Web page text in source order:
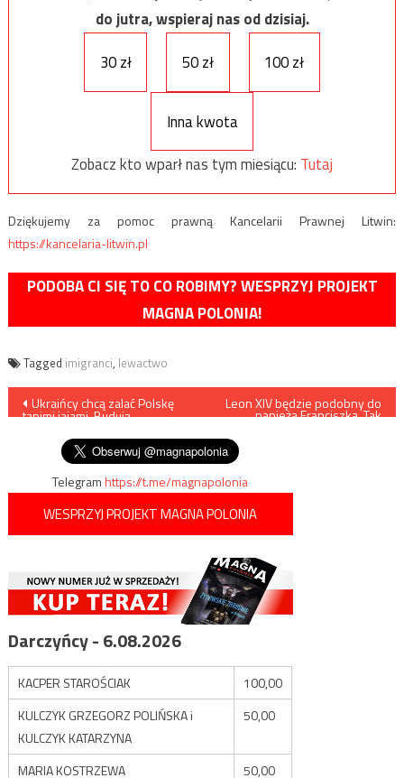
do jutra, wspieraj nas od dzisiaj.
30 zł
50 zł 100 zł
Inna kwota
Zobacz kto wparł nas tym miesiącu: Tutaj
Dziękujemy za pomoc prawną Kancelarii Prawnej Litwin:
https://kancelaria-litwin.pl
PODOBA CI SIĘ TO CO ROBIMY? WESPRZYJ PROJEKT
MAGNA POLONIA!
Tagged imigranci, lewactwo
Nawigacja
wpisu
Ukraińcy chcą zalać Polskę
tanimi jajami. Budują
Leon XIV będzie podobny do
papieża Franciszka. Tak
Telegramhttps://t.me/magnapolonia
WESPRZYJ PROJEKT MAGNA POLONIA
Darczyńcy - 6.08.2026
KACPER STAROŚCIAK
100,00
KULCZYK GRZEGORZ POLIŃSKA i
KULCZYK KATARZYNA
50,00
MARIA KOSTRZEWA 50,00